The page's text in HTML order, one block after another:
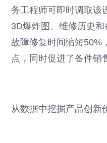
务工程师可即时调取该
3D爆炸图、维修历史
故障修复时间缩短50%
点，同时促进了备件销
从数据中挖掘产品创新